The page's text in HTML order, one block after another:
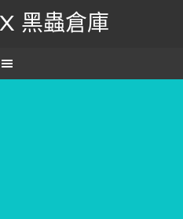
黑蟲倉庫